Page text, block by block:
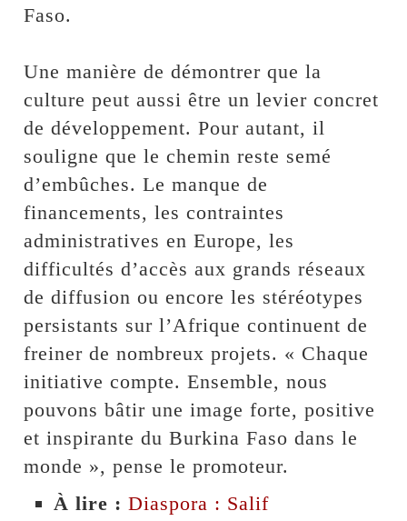
Faso.
Une manière de démontrer que la
culture peut aussi être un levier concret
de développement. Pour autant, il
souligne que le chemin reste semé
d’embûches. Le manque de
financements, les contraintes
administratives en Europe, les
difficultés d’accès aux grands réseaux
de diffusion ou encore les stéréotypes
persistants sur l’Afrique continuent de
freiner de nombreux projets. « Chaque
initiative compte. Ensemble, nous
pouvons bâtir une image forte, positive
et inspirante du Burkina Faso dans le
monde », pense le promoteur.
À lire :Diaspora : Salif